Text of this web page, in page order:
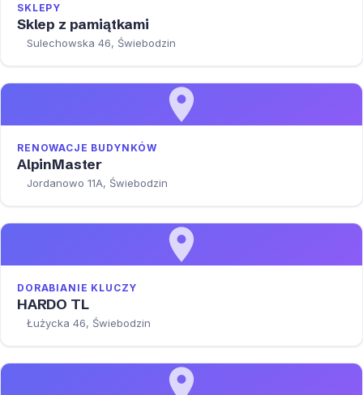
SKLEPY
Sklep z pamiątkami
Sulechowska 46, Świebodzin
RENOWACJE BUDYNKÓW
AlpinMaster
Jordanowo 11A, Świebodzin
DORABIANIE KLUCZY
HARDO TL
Łużycka 46, Świebodzin